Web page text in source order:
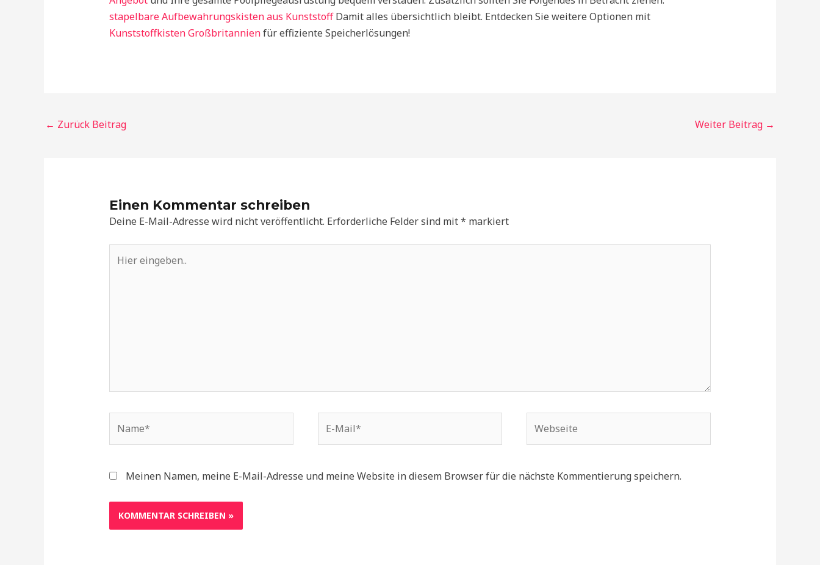
stapelbare Aufbewahrungskisten aus KunststoffDamit alles übersichtlich bleibt. Entdecken Sie weitere Optionen mit
Kunststoffkisten Großbritannienfür effiziente Speicherlösungen!
← Zurück Beitrag Weiter Beitrag →
Einen Kommentar schreiben
Deine E-Mail-Adresse wird nicht veröffentlicht. Erforderliche Felder sind mit* markiert
eingeben..
Mail*
Meinen Namen, meine E-Mail-Adresse und meine Website in diesem Browser für die nächste Kommentierung speichern.